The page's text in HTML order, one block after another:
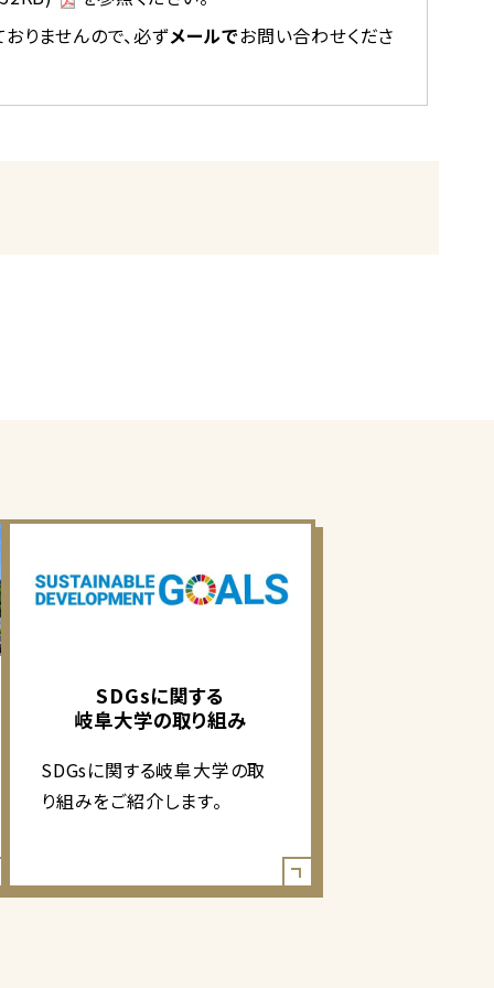
ませんので、必ずメールでお問い合わせくださ
SDGsに関する
岐阜大学の取り組み
SDGsに関する岐阜大学の取
り組みをご紹介します。